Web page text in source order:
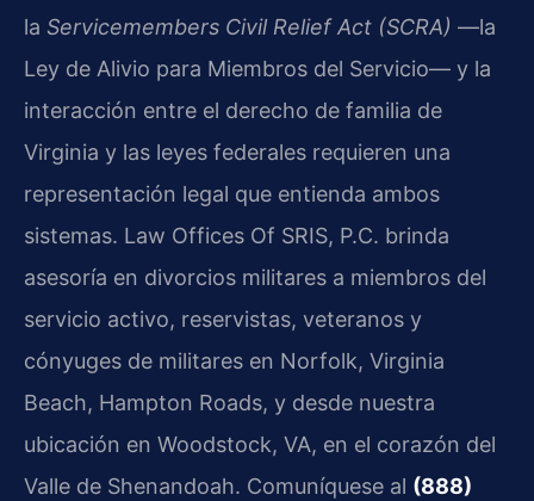
la Servicemembers Civil Relief Act (SCRA) —la
Ley de Alivio para Miembros del Servicio— y la
interacción entre el derecho de familia de
Virginia y las leyes federales requieren una
representación legal que entienda ambos
sistemas. Law Offices Of SRIS, P.C. brinda
asesoría en divorcios militares a miembros del
servicio activo, reservistas, veteranos y
cónyuges de militares en Norfolk, Virginia
Beach, Hampton Roads, y desde nuestra
ubicación en Woodstock, VA, en el corazón del
Valle de Shenandoah. Comuníquese al (888)